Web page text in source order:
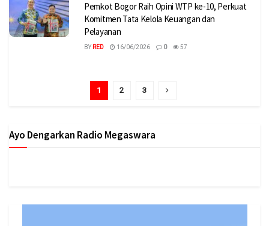
Pemkot Bogor Raih Opini WTP ke-10, Perkuat
Komitmen Tata Kelola Keuangan dan
Pelayanan
BY RED 16/06/2026 0 57
1 2 3
Ayo Dengarkan Radio Megaswara